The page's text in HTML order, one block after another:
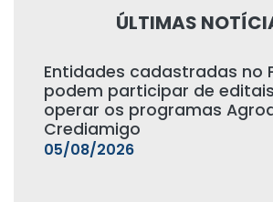
ÚLTIMAS
Entidades cadastradas no
podem participar de
operar os programas
Crediamigo
05/08/2026